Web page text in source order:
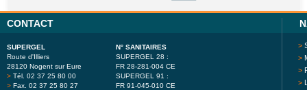
CONTACT
SUPERGEL
Route d'Illiers
28120 Nogent sur Eure
> Tél. 02 37 25 80 00
> Fax. 02 37 25 80 27
N° SANITAIRES
SUPERGEL 28 :
FR 28-281-004 CE
SUPERGEL 91 :
FR 91-045-010 CE
>
>
>
>